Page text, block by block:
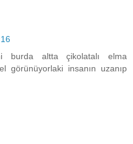
burda altta çikolatalı elma
görünüyorlaki insanın uzanıp